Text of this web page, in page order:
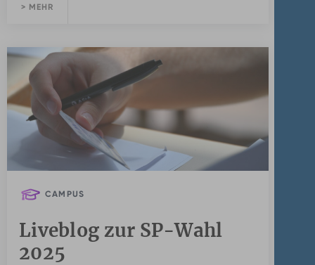
> MEHR
CAMPUS
Liveblog zur SP-Wahl
2025